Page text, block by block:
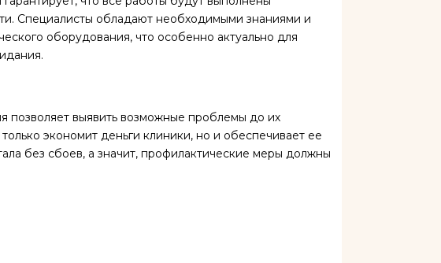
Специалисты обладают необходимыми знаниями и
оборудования, что особенно актуально для
позволяет выявить возможные проблемы до их
экономит деньги клиники, но и обеспечивает ее
без сбоев, а значит, профилактические меры должны